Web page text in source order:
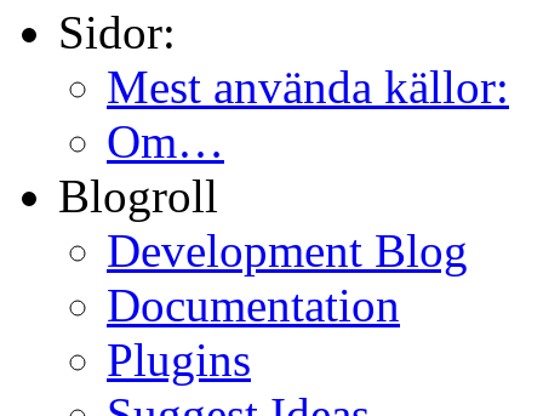
Sidor:
Mest använda källor:
Om…
Blogroll
Development Blog
Documentation
Plugins